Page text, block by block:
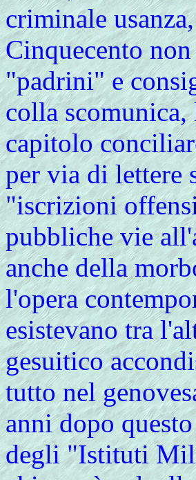
criminale
Cinquecento
"padrini" e
colla
capitolo
per via di lettere
"iscrizioni
pubbliche vie
anche della
l'opera
esistevano tra
gesuitico
tutto nel
anni dopo
degli "Istituti